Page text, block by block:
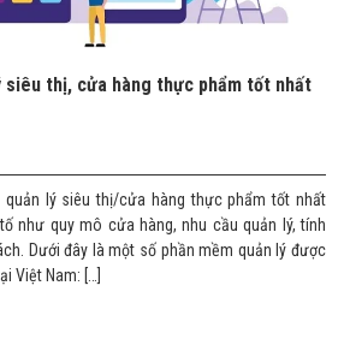
siêu thị, cửa hàng thực phẩm tốt nhất
lý siêu thị/cửa hàng thực phẩm tốt nhất
như quy mô cửa hàng, nhu cầu quản lý, tính
Dưới đây là một số phần mềm quản lý được
Việt Nam: […]